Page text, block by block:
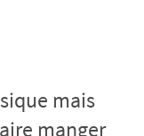
mais
manger